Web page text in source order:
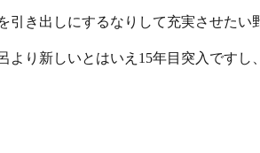
引き出しにするなりして充実させたい
より新しいとはいえ15年目突入ですし